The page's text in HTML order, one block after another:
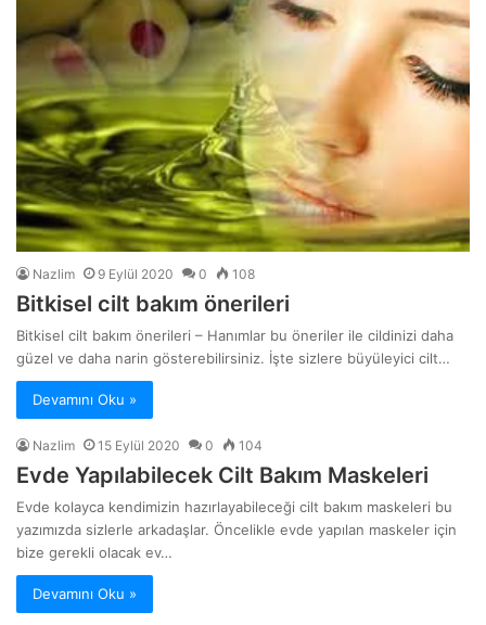
Nazlim 9 Eylül 2020 0 108
Bitkisel cilt bakım önerileri
Bitkisel cilt bakım önerileri – Hanımlar bu öneriler ile cildinizi daha
güzel ve daha narin gösterebilirsiniz. İşte sizlere büyüleyici cilt…
Devamını Oku »
Nazlim 15 Eylül 2020 0 104
Evde Yapılabilecek Cilt Bakım Maskeleri
Evde kolayca kendimizin hazırlayabileceği cilt bakım maskeleri bu
yazımızda sizlerle arkadaşlar. Öncelikle evde yapılan maskeler için
bize gerekli olacak ev…
Devamını Oku »